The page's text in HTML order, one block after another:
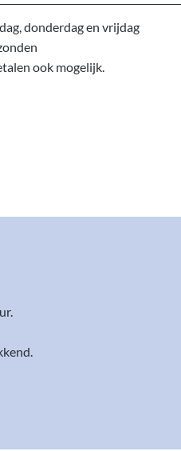
donderdag en vrijdag
ook mogelijk.